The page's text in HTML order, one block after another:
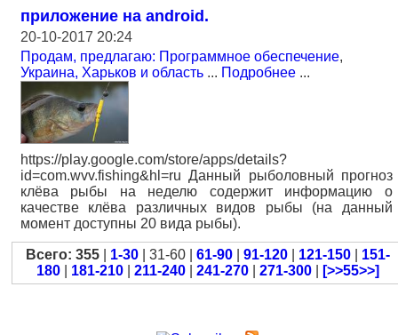
приложение на android.
20-10-2017 20:24
Продам, предлагаю: Программное обеспечение,
Украина, Харьков и область ... Подробнее ...
https://play.google.com/store/apps/details?
id=com.wvv.fishing&hl=ru Данный рыболовный прогноз
клёва рыбы на неделю содержит информацию о
качестве клёва различных видов рыбы (на данный
момент доступны 20 вида рыбы).
Всего: 355| 1-30| 31-60 | 61-90| 91-120| 121-150| 151-
180| 181-210| 211-240| 241-270| 271-300| [>>55>>]